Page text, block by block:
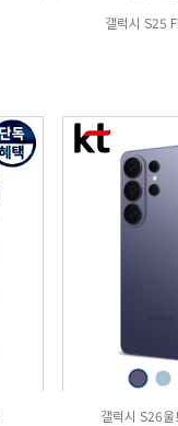
갤럭시 S25
갤럭시 S26